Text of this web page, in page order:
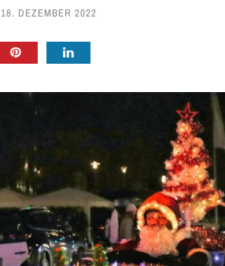
18. DEZEMBER 2022